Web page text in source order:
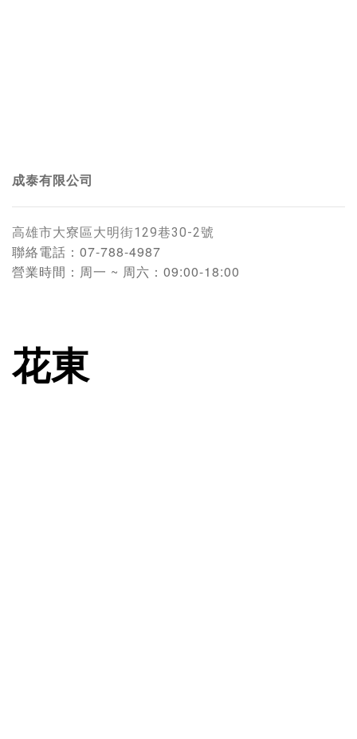
成泰有限公司
高雄市大寮區大明街129巷30-2號
聯絡電話： 07-788-4987
營業時間： 周一 ~ 周六：09:00-18:00
花東